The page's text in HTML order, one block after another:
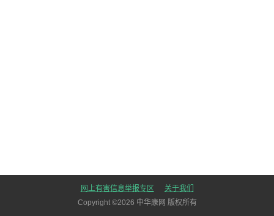
网上有害信息举报专区
关于我们
Copyright ©2026 中华康网 版权所有